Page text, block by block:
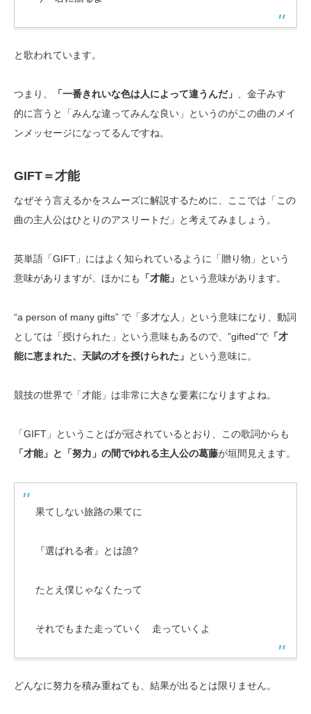
と歌われています。
つまり、 「一番きれいな色は人によって違うんだ」 、金子みすゞ
的に言うと「みんな違ってみんな良い」というのがこの曲のメイ
ンメッセージになってるんですね。
GIFT＝才能
なぜそう言えるかをスムーズに解説するために、ここでは「この
曲の主人公はひとりのアスリートだ」と考えてみましょう。
英単語「GIFT」にはよく知られているように「贈り物」という
意味がありますが、ほかにも
「才能」 という意味があります。
“a person of many gifts” で「多才な人」という意味になり、動詞
としては「授けられた」という意味もあるので、”gifted”で 「才
能に恵まれた、天賦の才を授けられた」 という意味に。
競技の世界で「才能」は非常に大きな要素になりますよね。
「GIFT」ということばが冠されているとおり、この歌詞からも
「才能」と「努力」の間でゆれる主人公の葛藤が垣間見えます。
果てしない旅路の果てに
『選ばれる者』とは誰?
たとえ僕じゃなくたって
それでもまた走っていく 走っていくよ
どんなに努力を積み重ねても、結果が出るとは限りません。